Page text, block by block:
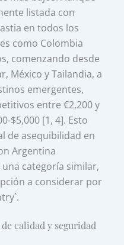
listada con
en todos los
como Colombia
comenzando desde
México y Tailandia, a
emergentes,
entre €2,200 y
$5,000 [1, 4]. Esto
de asequibilidad en
Argentina
categoría similar,
a considerar por
calidad y seguridad